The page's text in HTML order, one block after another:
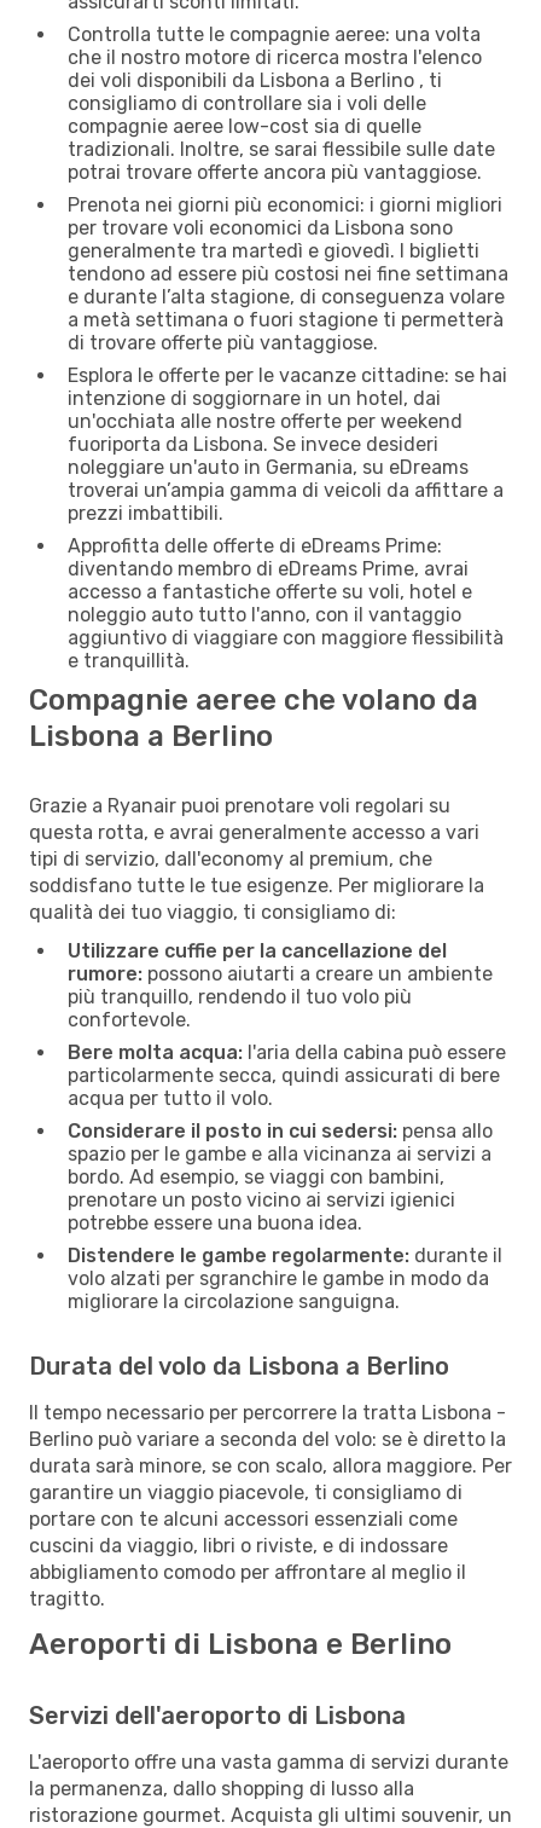
Controlla tutte le compagnie aeree: una volta
che il nostro motore di ricerca mostra l'elenco
dei voli disponibili da Lisbona a Berlino , ti
consigliamo di controllare sia i voli delle
compagnie aeree low-cost sia di quelle
tradizionali. Inoltre, se sarai flessibile sulle date
potrai trovare offerte ancora più vantaggiose.
Prenota nei giorni più economici: i giorni migliori
per trovare voli economici da Lisbona sono
generalmente tra martedì e giovedì. I biglietti
tendono ad essere più costosi nei fine settimana
e durante l’alta stagione, di conseguenza volare
a metà settimana o fuori stagione ti permetterà
di trovare offerte più vantaggiose.
Esplora le offerte per le vacanze cittadine: se hai
intenzione di soggiornare in un hotel, dai
un'occhiata alle nostre offerte per weekend
fuoriporta da Lisbona. Se invece desideri
noleggiare un'auto in Germania, su eDreams
troverai un’ampia gamma di veicoli da affittare a
prezzi imbattibili.
Approfitta delle offerte di eDreams Prime:
diventando membro di eDreams Prime, avrai
accesso a fantastiche offerte su voli, hotel e
noleggio auto tutto l'anno, con il vantaggio
aggiuntivo di viaggiare con maggiore flessibilità
e tranquillità.
Compagnie aeree che volano da
Lisbona a Berlino
Grazie a Ryanair puoi prenotare voli regolari su
questa rotta, e avrai generalmente accesso a vari
tipi di servizio, dall'economy al premium, che
soddisfano tutte le tue esigenze. Per migliorare la
qualità dei tuo viaggio, ti consigliamo di:
Utilizzare cuffie per la cancellazione del
rumore: possono aiutarti a creare un ambiente
più tranquillo, rendendo il tuo volo più
confortevole.
Bere molta acqua: l'aria della cabina può essere
particolarmente secca, quindi assicurati di bere
acqua per tutto il volo.
Considerare il posto in cui sedersi: pensa allo
spazio per le gambe e alla vicinanza ai servizi a
bordo. Ad esempio, se viaggi con bambini,
prenotare un posto vicino ai servizi igienici
potrebbe essere una buona idea.
Distendere le gambe regolarmente: durante il
volo alzati per sgranchire le gambe in modo da
migliorare la circolazione sanguigna.
Durata del volo da Lisbona a Berlino
Il tempo necessario per percorrere la tratta Lisbona -
Berlino può variare a seconda del volo: se è diretto la
durata sarà minore, se con scalo, allora maggiore. Per
garantire un viaggio piacevole, ti consigliamo di
portare con te alcuni accessori essenziali come
cuscini da viaggio, libri o riviste, e di indossare
abbigliamento comodo per affrontare al meglio il
tragitto.
Aeroporti di Lisbona e Berlino
Servizi dell'aeroporto di Lisbona
L'aeroporto offre una vasta gamma di servizi durante
la permanenza, dallo shopping di lusso alla
ristorazione gourmet. Acquista gli ultimi souvenir, un